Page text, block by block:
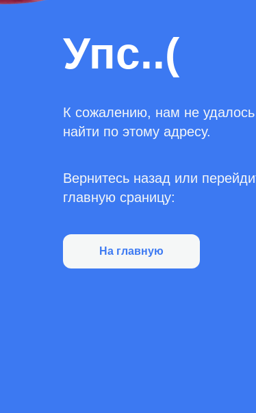
Упс..(
К сожалению, нам не удалось
найти по этому адресу.
Вернитесь назад или
главную сраницу:
На главную